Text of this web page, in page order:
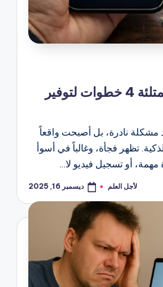
حل مشكلة المساحة ممتلئة 4 خطوات لتوفير
مشكلة نادرة، بل أصبحت واقعاً
تظهر فجأة، وغالباً في أسوأ
أو تسجيل فيديو لا…
تمّ
بواسطة
لأجل العلم ديسمبر 16, 2025